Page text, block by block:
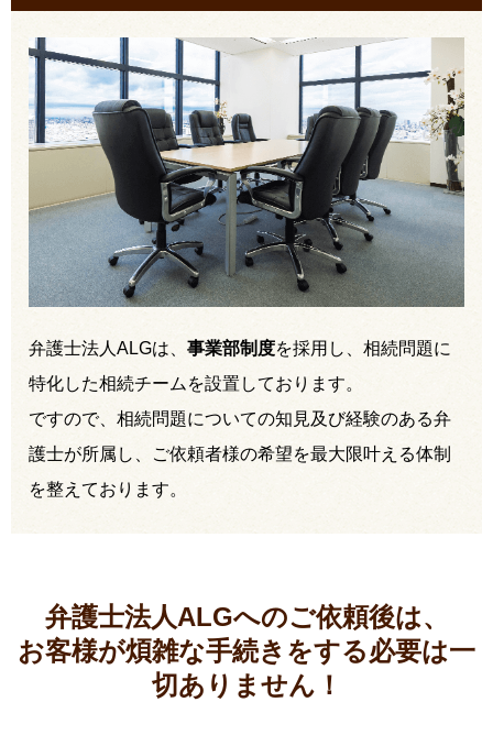
弁護士法人ALGは、 事業部制度を採用し、相続問題に
特化した相続チームを設置しております。
ですので、相続問題についての知見及び経験のある弁
護士が所属し、ご依頼者様の希望を最大限叶える体制
を整えております。
弁護士法人ALGへのご依頼後は、
お客様が煩雑な手続きをする必要は一
切ありません！